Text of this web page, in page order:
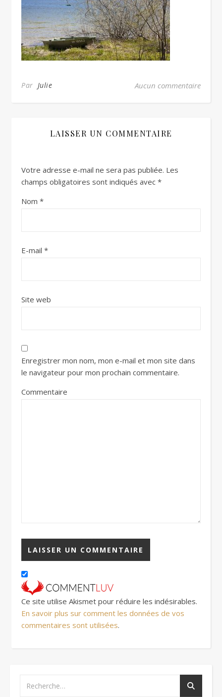
Par Julie Aucun commentaire
LAISSER UN COMMENTAIRE
Votre adresse e-mail ne sera pas publiée. Les
champs obligatoires sont indiqués avec *
Nom *
E-mail *
Site web
Enregistrer mon nom, mon e-mail et mon site dans
le navigateur pour mon prochain commentaire.
Commentaire
Ce site utilise Akismet pour réduire les indésirables.
En savoir plus sur comment les données de vos
commentaires sont utilisées.